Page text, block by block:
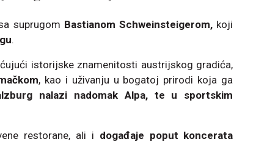
suprugom Bastianom Schweinsteigerom, koji
.
istorijske znamenitosti austrijskog gradića,
, kao i uživanju u bogatoj prirodi koja ga
nalazi nadomak Alpa, te u sportskim
restorane, ali i događaje poput koncerata